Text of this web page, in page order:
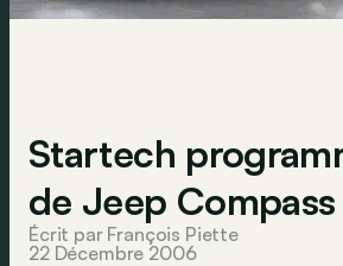
Startech
de Jeep Compass
Écrit par François Piette
22 Décembre 2006